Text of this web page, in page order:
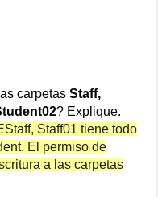
carpetasStaff,
? Explique.
Staff01 tiene todo
El permiso de
a las carpetas